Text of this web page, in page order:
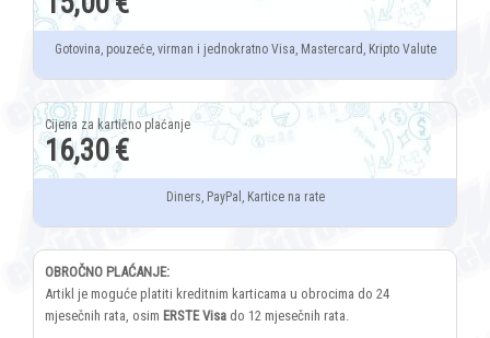
Gotovina, pouzeće, virman i jednokratno Visa, Mastercard, Kripto Valute
16,30 €
Diners, PayPal, Kartice na rate
OBROČNO PLAĆANJE:
Artikl je moguće platiti kreditnim karticama u obrocima do 24
mjesečnih rata, osim ERSTE Visa do 12 mjesečnih rata.